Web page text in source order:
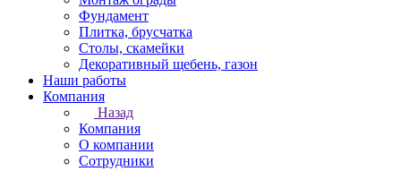
Фундамент
Плитка, брусчатка
Столы, скамейки
Декоративный щебень, газон
Наши работы
Компания
Назад
Компания
О компании
Сотрудники